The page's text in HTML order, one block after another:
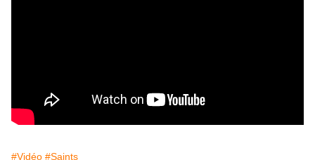
#Vidéo #Saints